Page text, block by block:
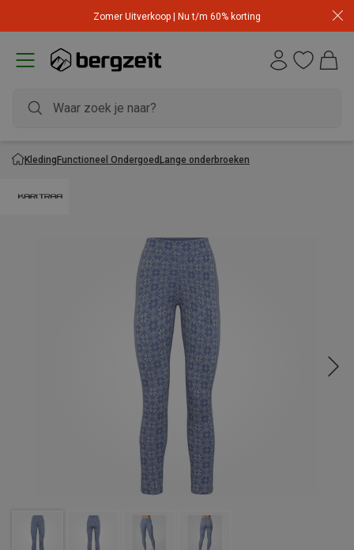
Zomer Uitverkoop | Nu t/m 60% korting
KledingFunctioneel OndergoedLange onderbroeken